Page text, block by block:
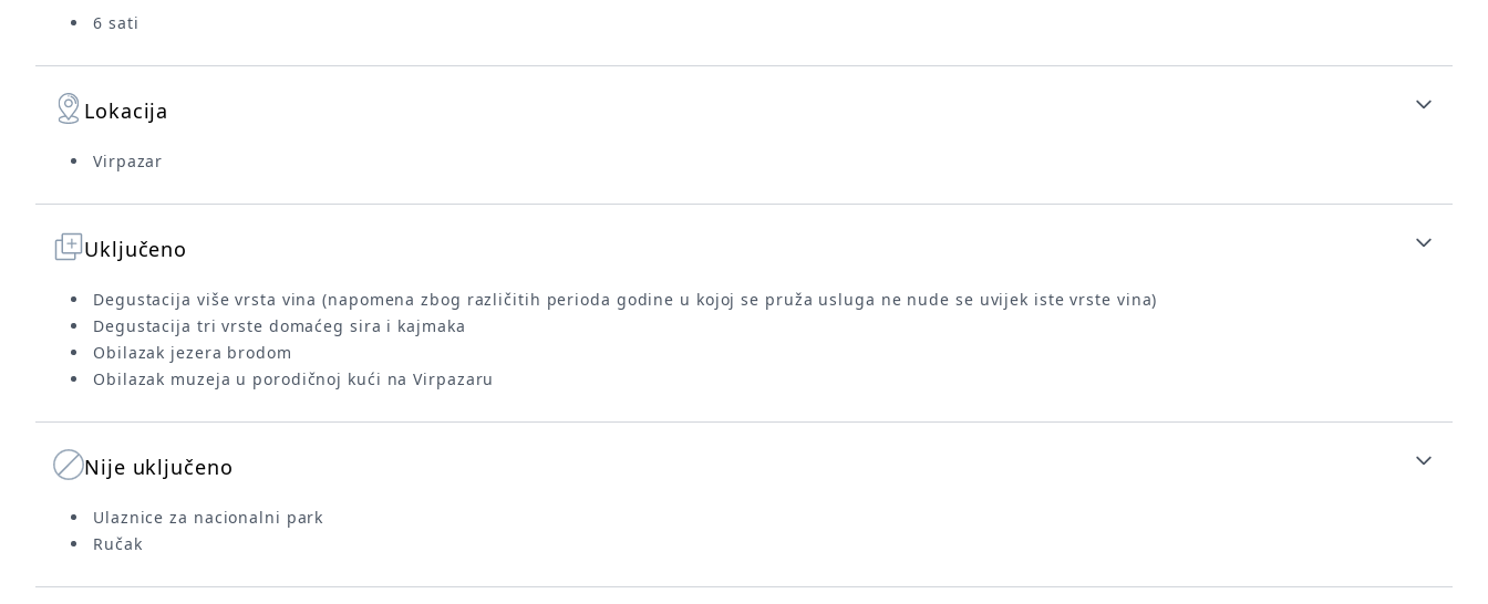
6 sati
Lokacija
Virpazar
Uključeno
Degustacija više vrsta vina (napomena zbog različitih perioda godine u kojoj se pruža usluga ne nude se uvijek iste vrste vina)
Degustacija tri vrste domaćeg sira i kajmaka
Obilazak jezera brodom
Obilazak muzeja u porodičnoj kući na Virpazaru
Nije uključeno
Ulaznice za nacionalni park
Ručak